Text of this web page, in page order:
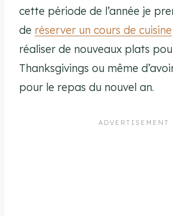
cette période de l’année je
de réserver un cours de cuisine
réaliser de nouveaux plats
Thanksgivings ou même
pour le repas du nouvel an.